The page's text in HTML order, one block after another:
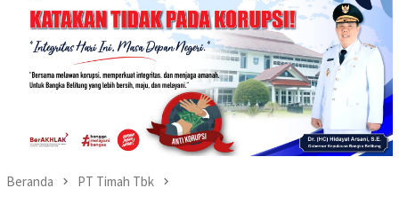
Beranda PT Timah Tbk